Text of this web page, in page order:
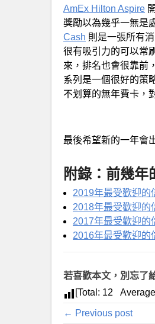
AmEx Hilton Aspire
獎勵以為幾乎一無是
Cash 則是一張所有
很有吸引力的可以常
來，排名也會很靠前
系列是一個很好的策
不划算的無年費卡，
最後希望新的一年會
附錄：前幾年
2019年最受歡迎的
2018年最受歡迎的
2017年最受歡迎的
2016年最受歡迎的
若喜歡本文，別忘了
[Total: 12
← Previous post